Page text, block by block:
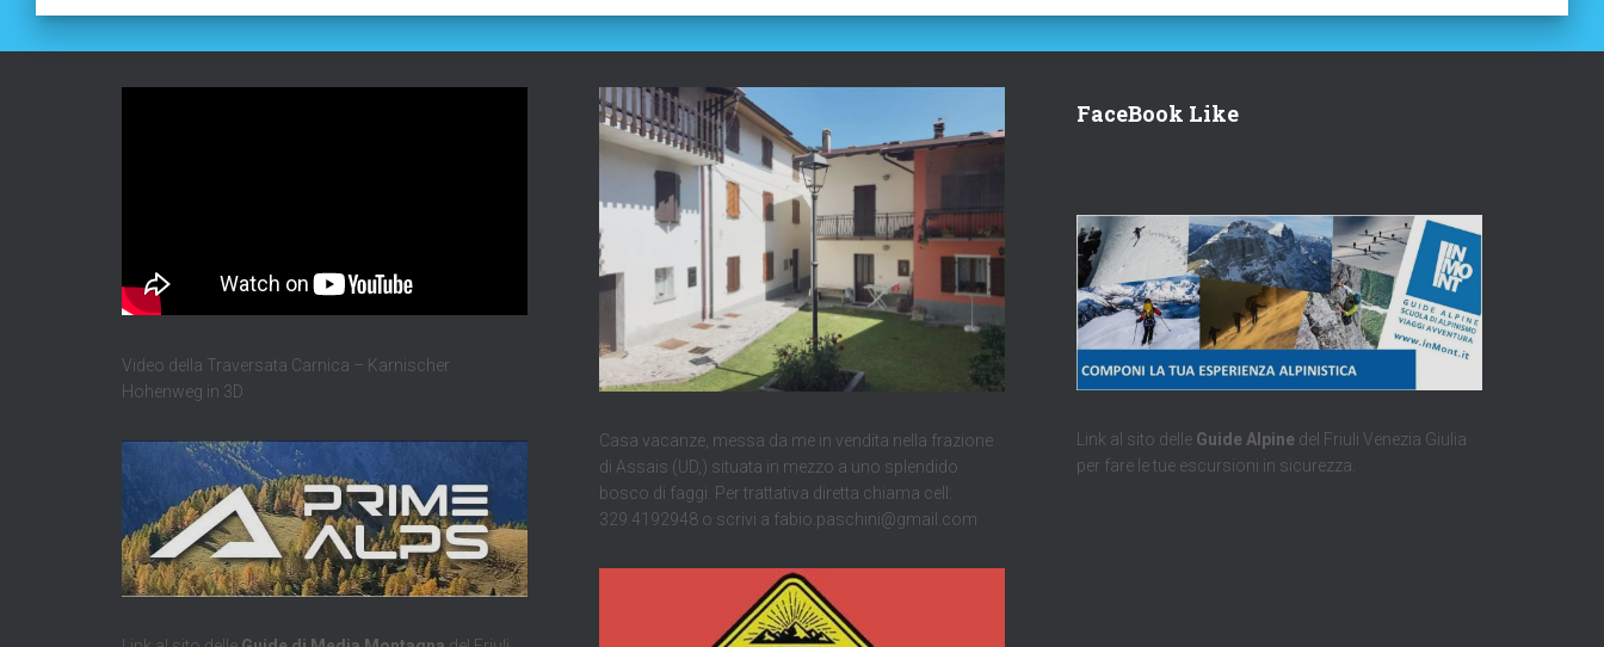
Video della Traversata Carnica – Karnischer
Hohenweg in 3D
Casa vacanze, messa da me in vendita nella frazione
di Assais (UD,) situata in mezzo a uno splendido
bosco di faggi. Per trattativa diretta chiama cell:
329.4192948 o scrivi a fabio.paschini@gmail.com
FaceBook Like
Link al sito delle Guide Alpine del Friuli Venezia Giulia
per fare le tue escursioni in sicurezza.